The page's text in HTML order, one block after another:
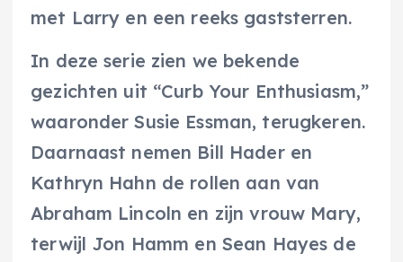
met Larry en een reeks gaststerren.
In deze serie zien we bekende
gezichten uit “Curb Your Enthusiasm,”
waaronder Susie Essman, terugkeren.
Daarnaast nemen Bill Hader en
Kathryn Hahn de rollen aan van
Abraham Lincoln en zijn vrouw Mary,
terwijl Jon Hamm en Sean Hayes de